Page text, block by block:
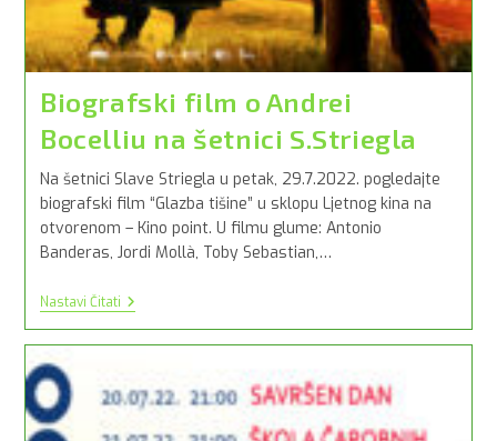
Biografski film o Andrei
Bocelliu na šetnici S.Striegla
Na šetnici Slave Striegla u petak, 29.7.2022. pogledajte
biografski film “Glazba tišine” u sklopu Ljetnog kina na
otvorenom – Kino point. U filmu glume: Antonio
Banderas, Jordi Mollà, Toby Sebastian,…
Nastavi ČitatiBiografski
Film
O
Na
Šetnici